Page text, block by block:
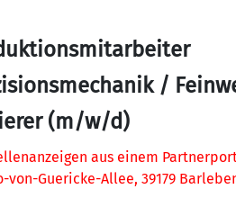
/
(m/w/d)
aus einem
von-Guericke-Allee, 39179